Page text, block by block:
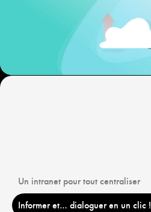
Un intranet pour tout centraliser
Informer et… dialoguer en un clic !